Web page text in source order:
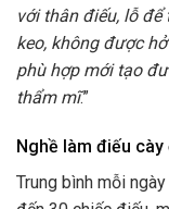
với thân điếu, lỗ
keo, không được
phù hợp mới tạo
thẩm mĩ.”
Nghề làm điếu
Trung bình mỗi